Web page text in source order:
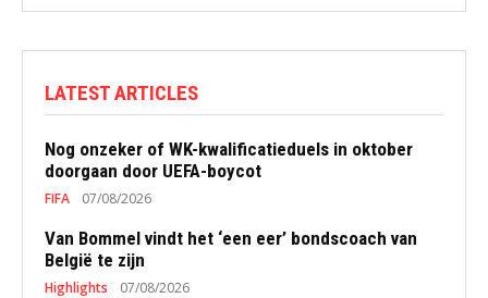
LATEST ARTICLES
Nog onzeker of WK-kwalificatieduels in oktober
doorgaan door UEFA-boycot
FIFA 07/08/2026
Van Bommel vindt het ‘een eer’ bondscoach van
België te zijn
Highlights 07/08/2026